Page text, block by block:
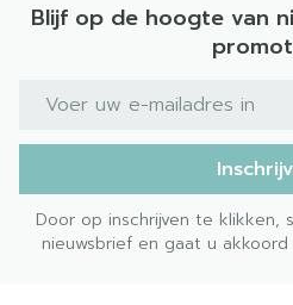
Blijf op de hoogte van
E-mail adres
Door op inschrijven te klikken,
nieuwsbrief en gaat u